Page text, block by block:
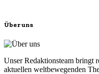
Über uns
Unser Redaktionsteam bringt
aktuellen weltbewegenden